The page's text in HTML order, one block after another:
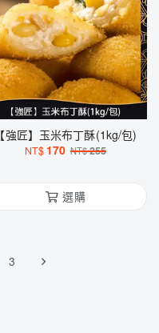
【強匠】玉米布丁酥(1kg/包)
NT$ 170 NT$255
選購
3